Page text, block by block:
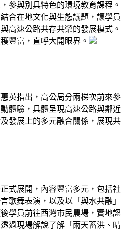
參與別具特色的環境教育課程。
合在地文化與生態議題，讓學員
高速公路共存共榮的發展模式。
豐富，直呼大開眼界。
英指出，高公局分兩梯次前來參
體驗，具體呈現高速公路與鄰近
發展上的多元融合關係，展現共
式展開，內容豐富多元，包括社
歌舞表演，以及以「與水共融」
學員前往西灣市民農場，實地認
過現場解說了解「雨天蓄洪、晴